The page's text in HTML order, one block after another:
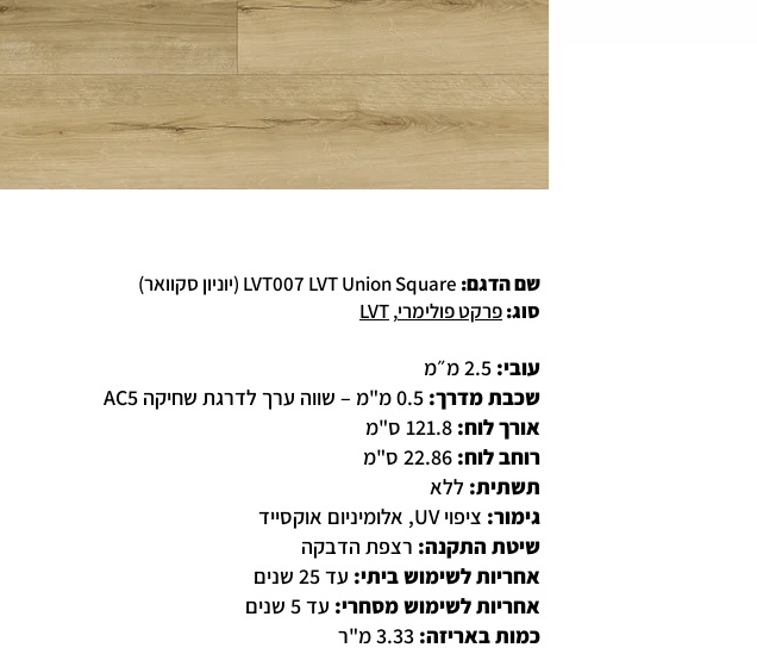
שם הדגם:
סוג:פרקט פולימרי,
LVT
עובי:
שכבת מדרך:
אורך לוח:
רוחב לוח:
תשתית: ללא
גימור: ציפוי UV, אלומיניום אוקסייד
שיטת התקנה: רצפת הדבקה
אחריות לשימוש ביתי: עד 25 שנים
אחריות לשימוש מסחרי: עד 5 שנים
כמות באריזה: